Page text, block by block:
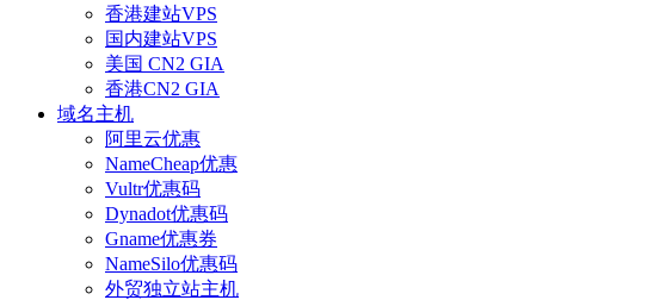
香港建站VPS
国内建站VPS
美国 CN2 GIA
香港CN2 GIA
域名主机
阿里云优惠
NameCheap优惠
Vultr优惠码
Dynadot优惠码
Gname优惠券
NameSilo优惠码
外贸独立站主机